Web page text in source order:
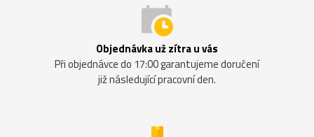
Objednávka už zítra u vás
Při objednávce do 17:00 garantujeme doručení
již následující pracovní den.